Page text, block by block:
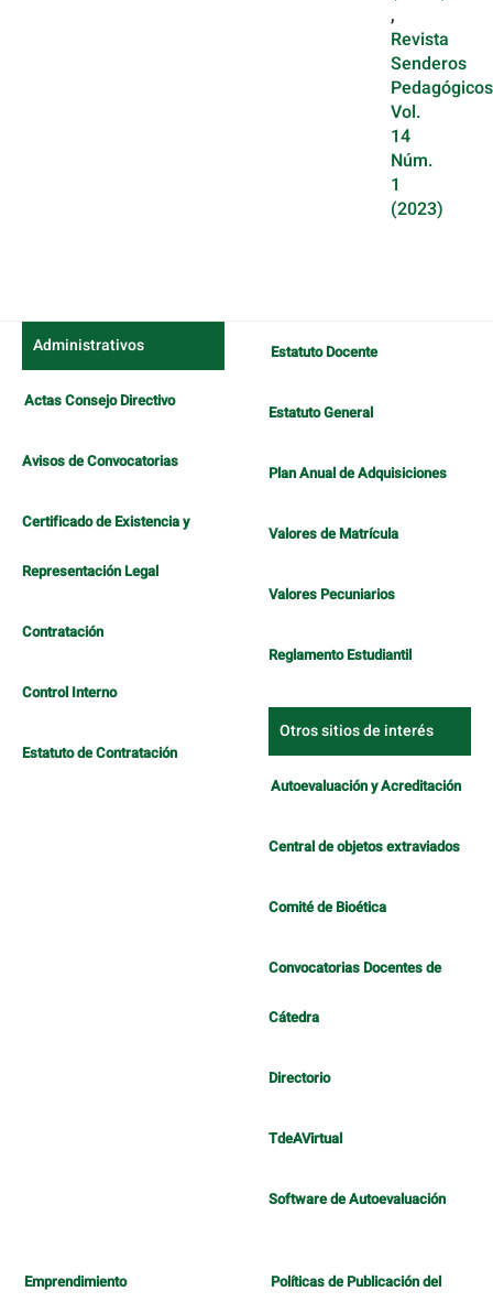
,
Revista
Senderos
Vol.
14
Núm.
1
(2023)
Administrativos
Actas Consejo Directivo
Avisos de Convocatorias
Certificado de Existencia y
Representación Legal
Contratación
Control Interno
Estatuto de Contratación
Estatuto Docente
Estatuto General
Plan Anual de Adquisiciones
Valores de Matrícula
Valores Pecuniarios
Reglamento Estudiantil
Otros sitios de interés
Autoevaluación y Acreditación
Central de objetos extraviados
Comité de Bioética
Convocatorias Docentes de
Cátedra
Directorio
TdeAVirtual
Software de Autoevaluación
Emprendimiento Políticas de Publicación del